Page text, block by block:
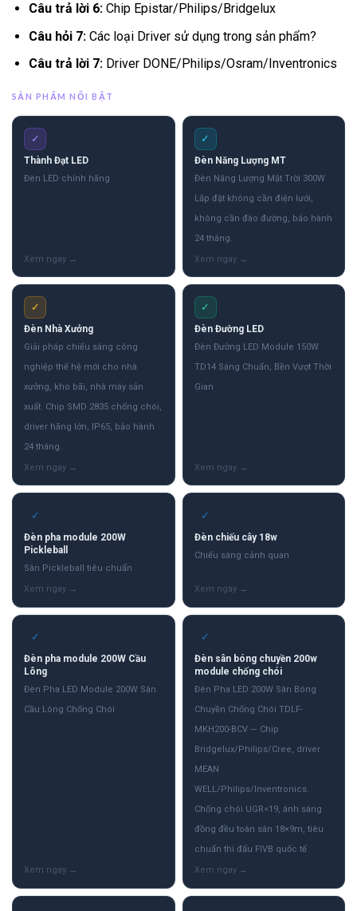
Câu trả lời 6:Chip Epistar/Philips/Bridgelux
Câu hỏi 7:Các loại Driver sử dụng trong sản phẩm?
Câu trả lời 7:Driver DONE/Philips/Osram/Inventronics
SẢN PHẨM NỔI BẬT
✓
Thành Đạt LED
Đèn LED chính hãng
✓
Đèn Năng Lượng MT
Đèn Năng Lượng Mặt Trời 300W
Lắp đặt không cần điện lưới,
không cần đào đường, bảo hành
24 tháng.
✓
Đèn Nhà Xưởng
Giải pháp chiếu sáng công
nghiệp thế hệ mới cho nhà
xưởng, kho bãi, nhà máy sản
xuất. Chip SMD 2835 chống chói,
driver hãng lớn, IP65, bảo hành
24 tháng.
✓
Đèn Đường LED
Đèn Đường LED Module 150W
TD14 Sáng Chuẩn, Bền Vượt Thời
Gian
✓
Đèn pha module 200W
Pickleball
Sân Pickleball tiêu chuẩn
✓
Đèn chiếu cây 18w
Chiếu sáng cảnh quan
✓
Đèn pha module 200W Cầu
Lông
Đèn Pha LED Module 200W Sân
Cầu Lông Chống Chói
✓
Đèn sân bóng chuyền 200w
module chống chói
Đèn Pha LED 200W Sân Bóng
Chuyền Chống Chói TDLF-
MKH200-BCV — Chip
Bridgelux/Philips/Cree, driver
MEAN
WELL/Philips/Inventronics.
Chống chói UGR<19, ánh sáng
đồng đều toàn sân 18×9m, tiêu
chuẩn thi đấu FIVB quốc tế